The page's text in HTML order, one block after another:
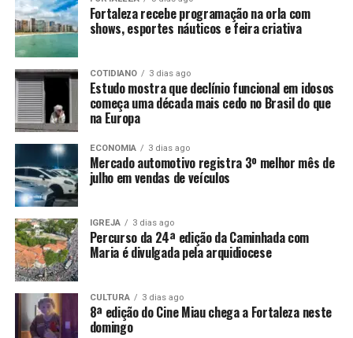
Fortaleza recebe programação na orla com
shows, esportes náuticos e feira criativa
COTIDIANO 3 dias ago
Estudo mostra que declínio funcional em idosos
começa uma década mais cedo no Brasil do que
na Europa
ECONOMIA 3 dias ago
Mercado automotivo registra 3º melhor mês de
julho em vendas de veículos
IGREJA 3 dias ago
Percurso da 24ª edição da Caminhada com
Maria é divulgada pela arquidiocese
CULTURA 3 dias ago
8ª edição do Cine Miau chega a Fortaleza neste
domingo